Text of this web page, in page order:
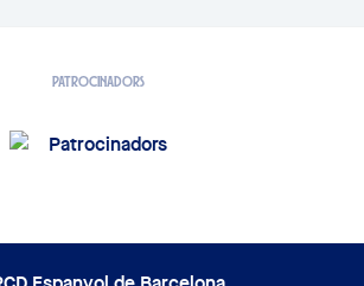
PATROCINADORS